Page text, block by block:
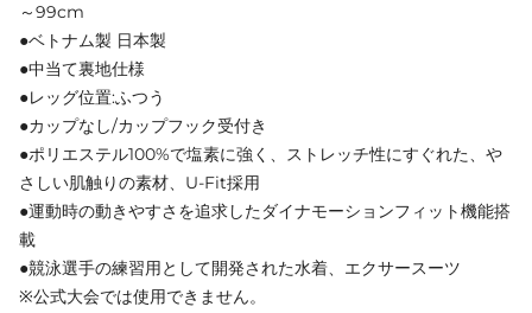
～99cm
●ベトナム製 日本製
●中当て裏地仕様
●レッグ位置:ふつう
●カップなし/カップフック受付き
●ポリエステル100%で塩素に強く、ストレッチ性にすぐれた、や
さしい肌触りの素材、U-Fit採用
●運動時の動きやすさを追求したダイナモーションフィット機能搭
載
●競泳選手の練習用として開発された水着、エクサースーツ
※公式大会では使用できません。